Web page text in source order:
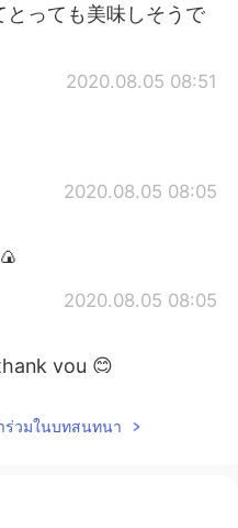
っても美味しそうで
2020.08.05 08:51
2020.08.05 08:05
2020.08.05 08:05
you 😊
าร่วมในบทสนทนา